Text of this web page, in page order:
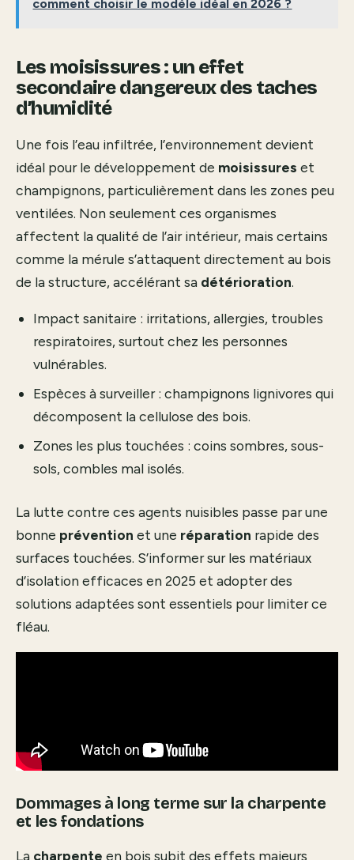
comment choisir le modèle idéal en 2026 ?
Les moisissures : un effet
secondaire dangereux des taches
d’humidité
Une fois l’eau infiltrée, l’environnement devient
idéal pour le développement de moisissures et
champignons, particulièrement dans les zones peu
ventilées. Non seulement ces organismes
affectent la qualité de l’air intérieur, mais certains
comme la mérule s’attaquent directement au bois
de la structure, accélérant sa détérioration.
Impact sanitaire : irritations, allergies, troubles
respiratoires, surtout chez les personnes
vulnérables.
Espèces à surveiller : champignons lignivores qui
décomposent la cellulose des bois.
Zones les plus touchées : coins sombres, sous-
sols, combles mal isolés.
La lutte contre ces agents nuisibles passe par une
bonne prévention et une réparation rapide des
surfaces touchées. S’informer sur les matériaux
d’isolation efficaces en 2025 et adopter des
solutions adaptées sont essentiels pour limiter ce
fléau.
Dommages à long terme sur la charpente
et les fondations
La charpente en bois subit des effets majeurs